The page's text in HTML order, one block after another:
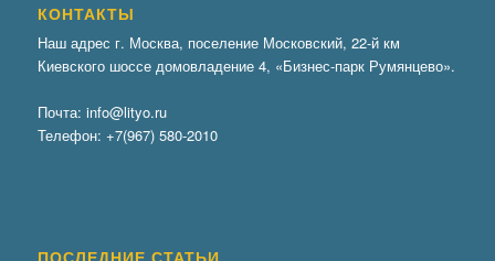
КОНТАКТЫ
Наш адрес г. Москва, поселение Московский, 22-й км
Киевского шоссе домовладение 4, «Бизнес-парк Румянцево».
Почта: info@lityo.ru
Телефон: +7(967) 580-2010
ПОСЛЕДНИЕ СТАТЬИ